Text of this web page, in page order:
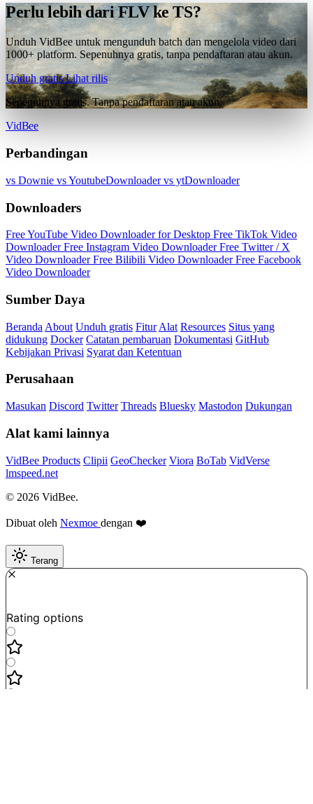
Perlu lebih dari FLV ke TS?
Unduh VidBee untuk mengunduh batch dan mengelola video dari
1000+ platform. Sepenuhnya gratis, tanpa pendaftaran atau akun.
Unduh gratisLihat rilis
Sepenuhnya gratis. Tanpa pendaftaran atau akun.
VidBee
Perbandingan
vs Downie vs YoutubeDownloadervs ytDownloader
Downloaders
Free YouTube Video Downloader for Desktop Free TikTok Video
DownloaderFree Instagram Video DownloaderFree Twitter / X
Video DownloaderFree Bilibili Video DownloaderFree Facebook
Video Downloader
Sumber Daya
Beranda About Unduh gratis Fitur Alat Resources Situs yang
didukung Docker Catatan pembaruan Dokumentasi GitHub
Kebijakan Privasi Syarat dan Ketentuan
Perusahaan
Masukan Discord Twitter Threads Bluesky Mastodon Dukungan
Alat kami lainnya
VidBee Products Clipii GeoChecker Viora BoTab VidVerse
lmspeed.net
© 2026 VidBee.
Dibuat oleh Nexmoe dengan ❤️
Terang
Rating options